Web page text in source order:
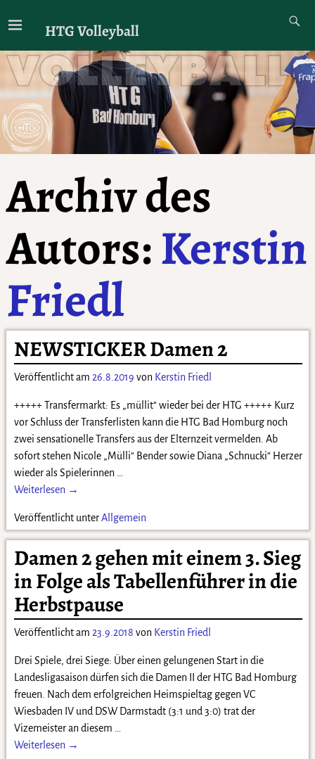
HTG Volleyball
Archiv des
Autors:Kerstin
Friedl
NEWSTICKER Damen 2
Veröffentlicht am 26.8.2019 von Kerstin Friedl
+++++ Transfermarkt: Es „müllit“ wieder bei der HTG +++++ Kurz
vor Schluss der Transferlisten kann die HTG Bad Homburg noch
zwei sensationelle Transfers aus der Elternzeit vermelden. Ab
sofort stehen Nicole „Mülli“ Bender sowie Diana „Schnucki“ Herzer
wieder als Spielerinnen
Weiterlesen →
Veröffentlicht unter Allgemein
Damen 2 gehen mit einem 3. Sieg
in Folge als Tabellenführer in die
Herbstpause
Veröffentlicht am 23.9.2018 von Kerstin Friedl
Drei Spiele, drei Siege: Über einen gelungenen Start in die
Landesligasaison dürfen sich die Damen II der HTG Bad Homburg
freuen. Nach dem erfolgreichen Heimspieltag gegen VC
Wiesbaden IV und DSW Darmstadt (3:1 und 3:0) trat der
Vizemeister an diesem …
Weiterlesen →